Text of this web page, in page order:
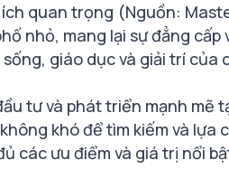
quan trọng (Nguồn:
nhỏ, mang lại sự đẳng cấp
giáo dục và giải trí của
tư và phát triển mạnh mẽ
khó để tìm kiếm và lựa
các ưu điểm và giá trị nổi